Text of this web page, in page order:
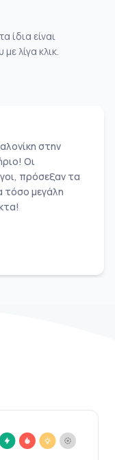
ίδια είναι
λίγα κλικ.
στην
Οι
πρόσεξαν τα
τόσο μεγάλη